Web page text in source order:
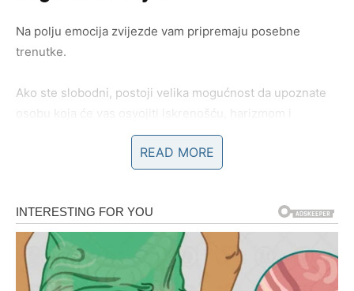
Na polju emocija zvijezde vam pripremaju posebne
trenutke.
Ako ste slobodni, postoji velika mogućnost da upoznate
osobu koja će vas osvojiti iskrenošću, harizmom i
pozitivnom energijom. Susret će biti potpuno neočekivan,
ali će veoma brzo postati jasno da između vas postoji
Ova osoba mogla bi unijeti potpuno novu radost u vaš
život.
Zauzeti Ovnovi ulaze u najljepšu fazu
READ MORE